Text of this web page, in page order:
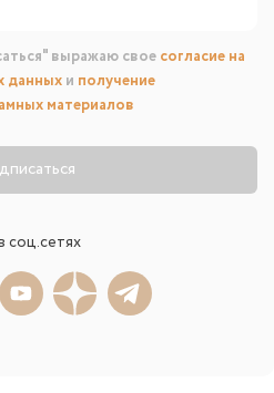
выражаю свое согласие на
данных и получение
материалов
соц.сетях